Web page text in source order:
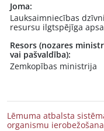
Joma:
Lauksaimniecības
resursu ilgtspējīga
Resors (nozares
vai pašvaldība):
Zemkopības ministrija
Lēmuma atbalsta
organismu